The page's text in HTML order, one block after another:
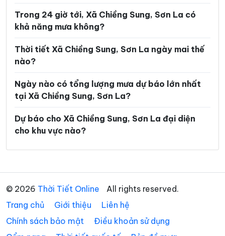
Xã Pắc Ngà Xã Phiêng Cằm
Xã Phiêng Khoài
Xã Phù Yên Xã Púng Bánh
Xã Quỳnh Nhai Xã Song Khủa
Xã Sông Mã Xã Sốp Cộp
Xã Tạ Khoa
Xã Tân Phong Xã Tân Yên
Xã Thuận Châu Xã Tô Múa
Xã Tường Hạ Xã Vân Hồ
Xã Xím Vàng Xã Xuân Nha
Trong 24 giờ tới, Xã Chiềng Sung, Sơn La có
khả năng mưa không?
Thời tiết Xã Chiềng Sung, Sơn La ngày mai thế
nào?
Ngày nào có tổng lượng mưa dự báo lớn nhất
tại Xã Chiềng Sung, Sơn La?
Dự báo cho Xã Chiềng Sung, Sơn La đại diện
cho khu vực nào?
© 2026 Thời Tiết Online
All rights reserved.
Trang chủ
Giới thiệu
Liên hệ
Chính sách bảo mật
Điều khoản sử dụng